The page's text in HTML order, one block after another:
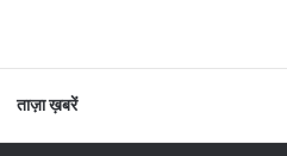
ताज़ा ख़बरें